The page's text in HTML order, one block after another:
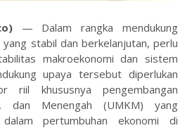
— Dalam rangka mendukung
stabil dan berkelanjutan, perlu
makroekonomi dan sistem
upaya tersebut diperlukan
riil khususnya pengembangan
dan Menengah (UMKM) yang
pertumbuhan ekonomi di